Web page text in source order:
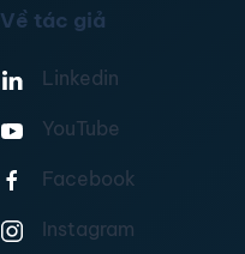
Về tác giả
Linkedin
YouTube
Facebook
Instagram